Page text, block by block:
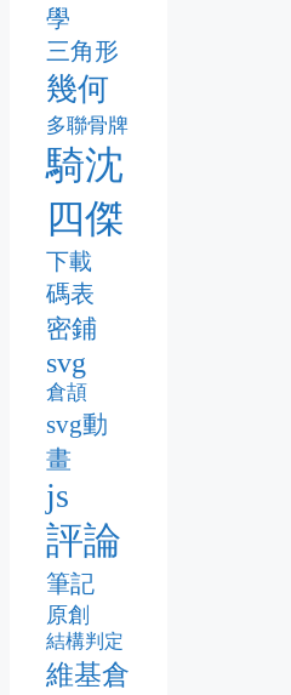
學
三角形
幾何
多聯骨牌
騎沈
四傑
下載
碼表
密鋪
svg
倉頡
svg動
畫
js
評論
筆記
原創
結構判定
維基倉